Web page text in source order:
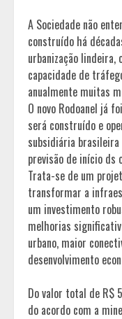
A Sociedade não
construído há
urbanização lindeira,
capacidade de
anualmente muitas
O novo Rodoanel já
será construído e
subsidiária brasileira
previsão de início ds
Trata-se de um
transformar a
um investimento
melhorias
urbano, maior
desenvolvimento
Do valor total de R$
do acordo com a